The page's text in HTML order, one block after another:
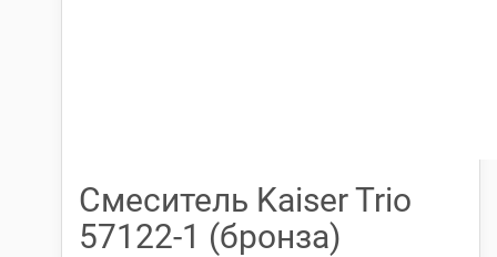
Смеситель Kaiser Trio
57122-1 (бронза)